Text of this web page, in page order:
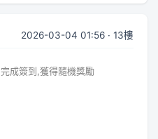
2026-03-04 01:56 · 13樓
完成簽到,獲得隨機獎勵